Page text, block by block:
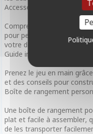
Accessoires
Comprend un tapis de jeu
pour personnaliser votre
votre deck.
Guide inclus
Prenez le jeu en main
et des conseils pour
Boîte de rangement
Une boîte de rangement
plat et facile à assembler,
de les transporter